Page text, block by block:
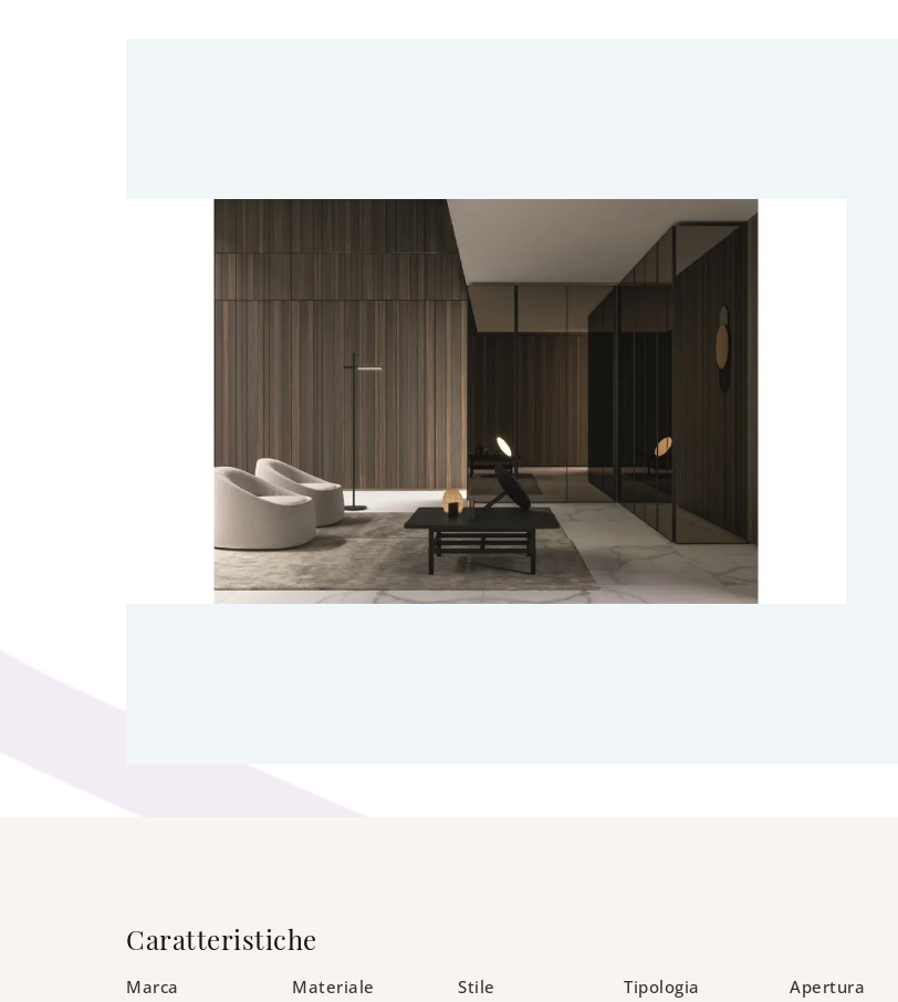
Caratteristiche
Marca Materiale Stile Tipologia Apertura